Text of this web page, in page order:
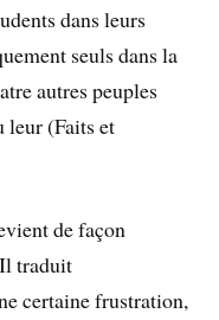
dans leurs
seuls dans la
autres peuples
leur (Faits et
de façon
traduit
certaine frustration,